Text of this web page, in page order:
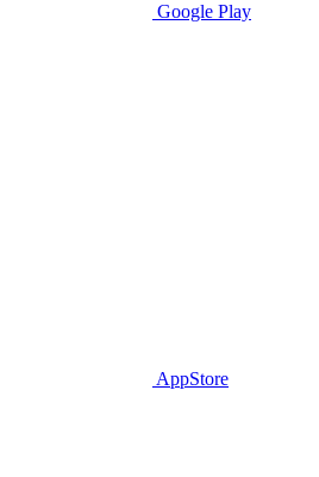
Google Play
AppStore